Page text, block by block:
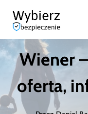
Przejdź
treści Wiener
oferta,